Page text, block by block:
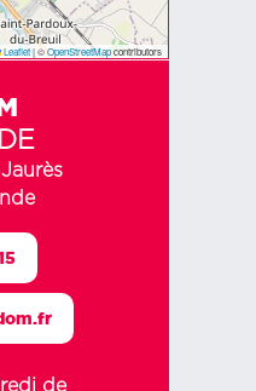
Leaflet|©OpenStreetMapcontributors
de